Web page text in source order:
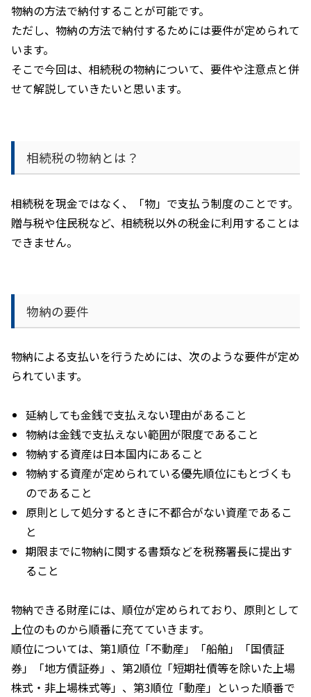
物納の方法で納付することが可能です。
ただし、物納の方法で納付するためには要件が定められて
います。
そこで今回は、相続税の物納について、要件や注意点と併
せて解説していきたいと思います。
相続税の物納とは？
相続税を現金ではなく、「物」で支払う制度のことです。
贈与税や住民税など、相続税以外の税金に利用することは
できません。
物納の要件
物納による支払いを行うためには、次のような要件が定め
られています。
延納しても金銭で支払えない理由があること
物納は金銭で支払えない範囲が限度であること
物納する資産は日本国内にあること
物納する資産が定められている優先順位にもとづくも
のであること
原則として処分するときに不都合がない資産であるこ
と
期限までに物納に関する書類などを税務署長に提出す
ること
物納できる財産には、順位が定められており、原則として
上位のものから順番に充てていきます。
順位については、第1順位「不動産」「船舶」「国債証
券」「地方債証券」、第2順位「短期社債等を除いた上場
株式・非上場株式等」、第3順位「動産」といった順番で